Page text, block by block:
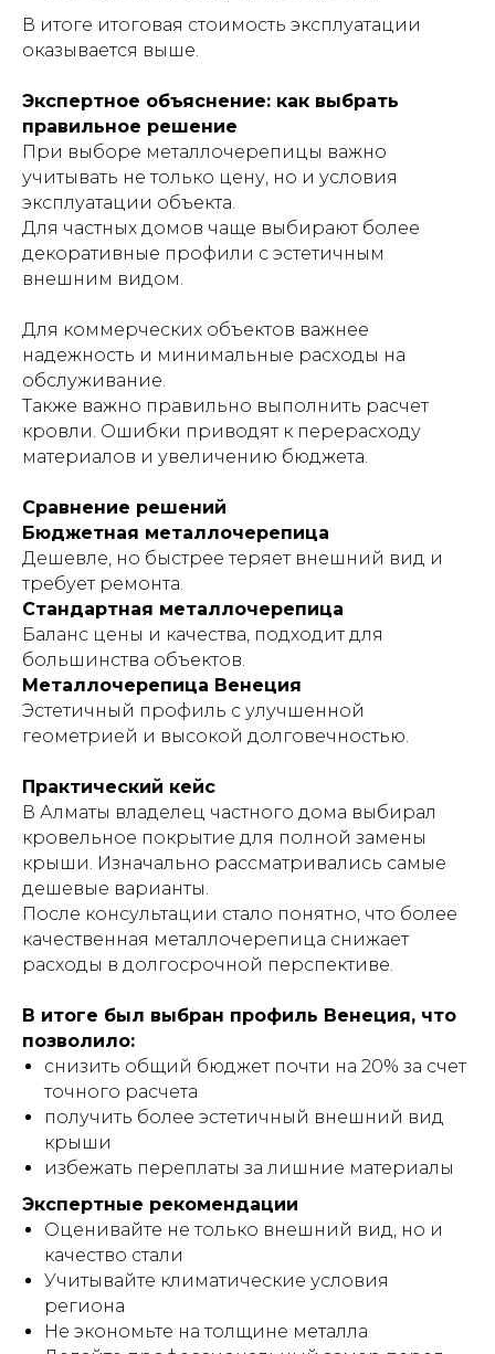
В итоге итоговая стоимость эксплуатации
оказывается выше.
Экспертное объяснение: как выбрать
правильное решение
При выборе металлочерепицы важно
учитывать не только цену, но и условия
эксплуатации объекта.
Для частных домов чаще выбирают более
декоративные профили с эстетичным
внешним видом.
Для коммерческих объектов важнее
надежность и минимальные расходы на
обслуживание.
Также важно правильно выполнить расчет
кровли. Ошибки приводят к перерасходу
материалов и увеличению бюджета.
Сравнение решений
Бюджетная металлочерепица
Дешевле, но быстрее теряет внешний вид и
требует ремонта.
Стандартная металлочерепица
Баланс цены и качества, подходит для
большинства объектов.
Металлочерепица Венеция
Эстетичный профиль с улучшенной
геометрией и высокой долговечностью.
Практический кейс
В Алматы владелец частного дома выбирал
кровельное покрытие для полной замены
крыши. Изначально рассматривались самые
дешевые варианты.
После консультации стало понятно, что более
качественная металлочерепица снижает
расходы в долгосрочной перспективе.
В итоге был выбран профиль Венеция, что
позволило:
снизить общий бюджет почти на 20% за счет
точного расчета
получить более эстетичный внешний вид
крыши
избежать переплаты за лишние материалы
Экспертные рекомендации
Оценивайте не только внешний вид, но и
качество стали
Учитывайте климатические условия
региона
Не экономьте на толщине металла